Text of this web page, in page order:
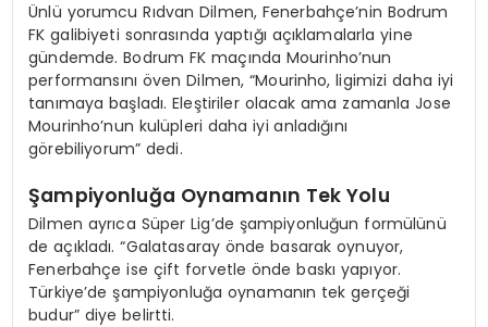
Ünlü yorumcu Rıdvan Dilmen, Fenerbahçe’nin Bodrum
FK galibiyeti sonrasında yaptığı açıklamalarla yine
gündemde. Bodrum FK maçında Mourinho’nun
performansını öven Dilmen, “Mourinho, ligimizi daha iyi
tanımaya başladı. Eleştiriler olacak ama zamanla Jose
Mourinho’nun kulüpleri daha iyi anladığını
görebiliyorum” dedi.
Şampiyonluğa Oynamanın Tek Yolu
Dilmen ayrıca Süper Lig’de şampiyonluğun formülünü
de açıkladı. “Galatasaray önde basarak oynuyor,
Fenerbahçe ise çift forvetle önde baskı yapıyor.
Türkiye’de şampiyonluğa oynamanın tek gerçeği
budur” diye belirtti.